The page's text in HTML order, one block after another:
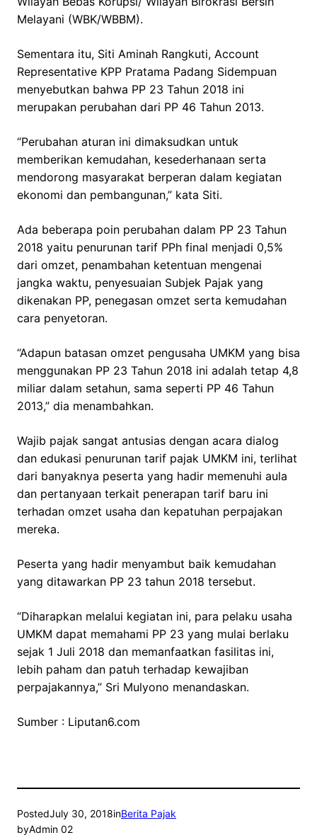
Melayani (WBK/WBBM).
Sementara itu, Siti Aminah Rangkuti, Account
Representative KPP Pratama Padang Sidempuan
menyebutkan bahwa PP 23 Tahun 2018 ini
merupakan perubahan dari PP 46 Tahun 2013.
“Perubahan aturan ini dimaksudkan untuk
memberikan kemudahan, kesederhanaan serta
mendorong masyarakat berperan dalam kegiatan
ekonomi dan pembangunan,” kata Siti.
Ada beberapa poin perubahan dalam PP 23 Tahun
2018 yaitu penurunan tarif PPh final menjadi 0,5%
dari omzet, penambahan ketentuan mengenai
jangka waktu, penyesuaian Subjek Pajak yang
dikenakan PP, penegasan omzet serta kemudahan
cara penyetoran.
“Adapun batasan omzet pengusaha UMKM yang bisa
menggunakan PP 23 Tahun 2018 ini adalah tetap 4,8
miliar dalam setahun, sama seperti PP 46 Tahun
2013,” dia menambahkan.
Wajib pajak sangat antusias dengan acara dialog
dan edukasi penurunan tarif pajak UMKM ini, terlihat
dari banyaknya peserta yang hadir memenuhi aula
dan pertanyaan terkait penerapan tarif baru ini
terhadan omzet usaha dan kepatuhan perpajakan
mereka.
Peserta yang hadir menyambut baik kemudahan
yang ditawarkan PP 23 tahun 2018 tersebut.
“Diharapkan melalui kegiatan ini, para pelaku usaha
UMKM dapat memahami PP 23 yang mulai berlaku
sejak 1 Juli 2018 dan memanfaatkan fasilitas ini,
lebih paham dan patuh terhadap kewajiban
perpajakannya,” Sri Mulyono menandaskan.
Sumber : Liputan6.com
PostedJuly 30, 2018inBerita Pajak
byAdmin 02